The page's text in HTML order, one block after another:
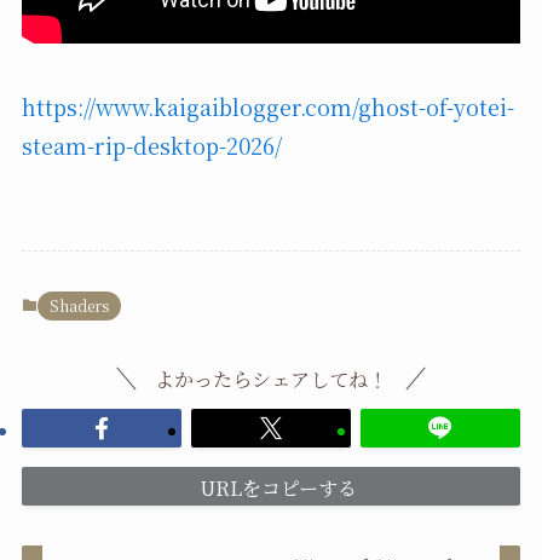
https://www.kaigaiblogger.com/ghost-of-yotei-
steam-rip-desktop-2026/
Shaders
よかったらシェアしてね！
URLをコピーする